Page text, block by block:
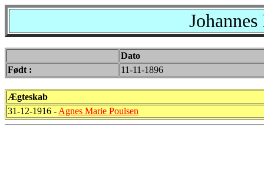
Dato
Født :
11-11-1896
Ægteskab
31-12-1916 - Agnes Marie Poulsen